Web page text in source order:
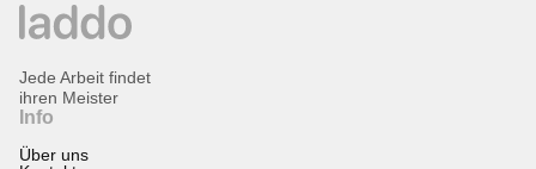
Info
Über uns
Jede Arbeit findet
ihren Meister